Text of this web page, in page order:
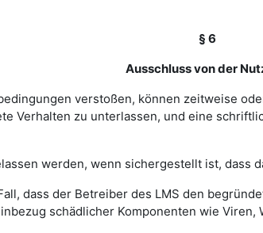
§ 6
Ausschluss von der
verstoßen, können zeitweise
Verhalten zu unterlassen, und eine
werden, wenn sichergestellt ist, dass
dass der Betreiber des LMS den
schädlicher Komponenten wie Viren,